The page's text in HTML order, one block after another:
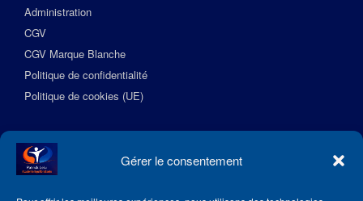
Gérer le consentement
Administration
CGV
CGV Marque Blanche
Politique de confidentialité
Politique de cookies (UE)
Suivez l’Académie EquilibreSante